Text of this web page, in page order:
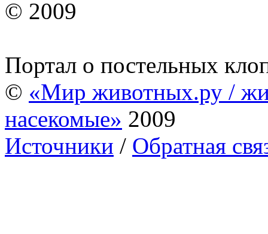
© 2009
Портал о постельных
© «Мир животных.ру /
насекомые» 2009
Источники / Обратная